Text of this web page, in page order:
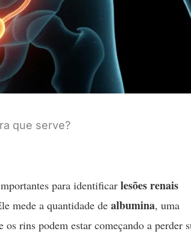
que serve?
para identificar lesões renais
mede a quantidade de albumina, uma
rins podem estar começando a perder